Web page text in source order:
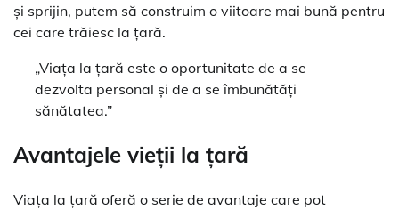
și sprijin, putem să construim o viitoare mai bună pentru
cei care trăiesc la țară.
„Viața la țară este o oportunitate de a se
dezvolta personal și de a se îmbunătăți
sănătatea.”
Avantajele vieții la țară
Viața la țară oferă o serie de avantaje care pot